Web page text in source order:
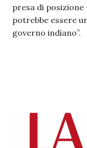
presa di posizione
potrebbe essere
governo indiano”.